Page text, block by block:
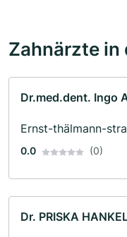
Zahnärzte in
Dr.med.dent. Ingo
Ernst-thälmann-
0.0 (0)
Dr. PRISKA